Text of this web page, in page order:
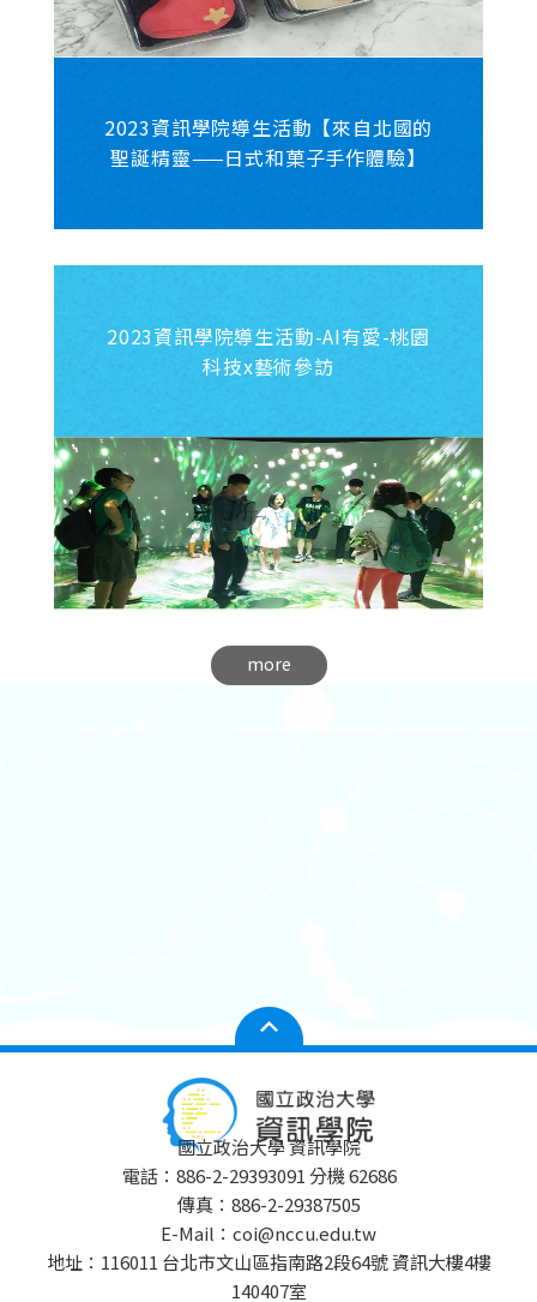
2023資訊學院導生活動【來自北國的
聖誕精靈——日式和菓子手作體驗】
2023資訊學院導生活動-AI有愛-桃園
科技x藝術參訪
more
國立政治大學 資訊學院
電話：886-2-29393091 分機 62686
傳真：886-2-29387505
E-Mail：coi@nccu.edu.tw
地址：116011 台北市文山區指南路2段64號 資訊大樓4樓
140407室